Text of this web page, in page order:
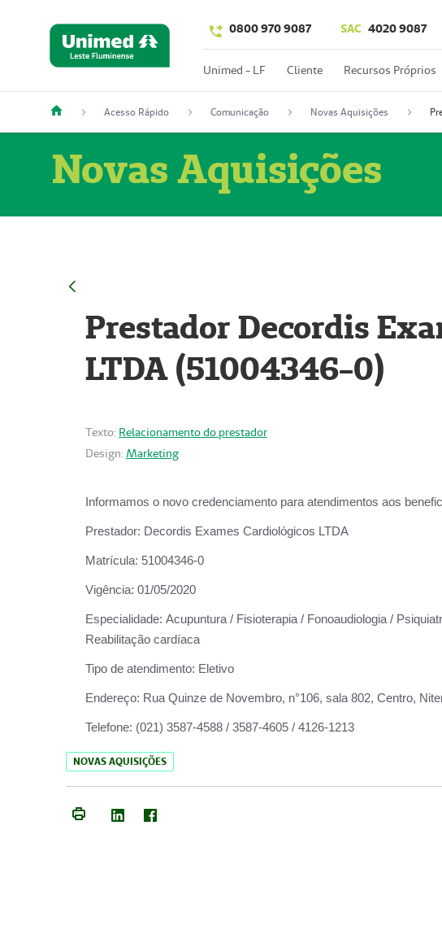
0800 970 9087 SAC 4020 9087
Unimed - LF Cliente Recursos Próprios
Acesso Rápido Comunicação Novas Aquisições
Novas Aquisições
Prestador Decordis
LTDA (51004346-0)
Texto: Relacionamento do prestador
Design: Marketing
Informamos o novo credenciamento para atendimentos aos
Prestador: Decordis Exames Cardiológicos LTDA
Matrícula: 51004346-0
Vigência: 01/05/2020
Especialidade: Acupuntura / Fisioterapia / Fonoaudiologia /
Reabilitação cardíaca
Tipo de atendimento: Eletivo
Endereço: Rua Quinze de Novembro, n°106, sala 802, Centro,
Telefone: (021) 3587-4588 / 3587-4605 / 4126-1213
NOVAS AQUISIÇÕES